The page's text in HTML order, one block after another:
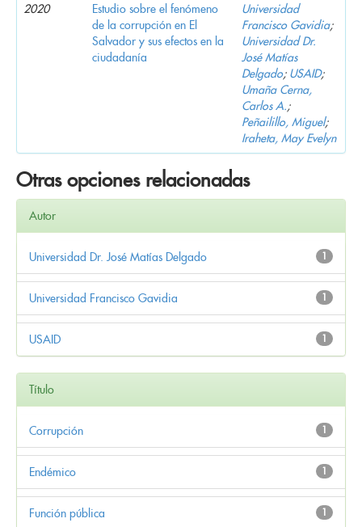
2020
Estudio sobre el fenómeno
de la corrupción en El
Salvador y sus efectos en la
ciudadanía
Universidad
Francisco Gavidia;
Universidad Dr.
José Matías
Delgado; USAID;
Umaña Cerna,
Carlos A.;
Peñailillo, Miguel;
Iraheta, May Evelyn
Otras opciones relacionadas
Autor
1
Universidad Dr. José Matías Delgado
1
Universidad Francisco Gavidia
1
USAID
Título
1
Corrupción
1
Endémico
1
Función pública